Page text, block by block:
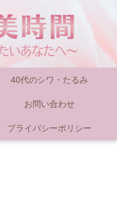
40代のシワ・たるみ
お問い合わせ
プライバシーポリシー